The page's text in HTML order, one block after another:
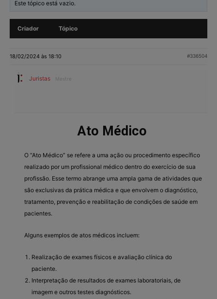
Este tópico está vazio.
Criador Tópico
18/02/2024 às 18:10 #336504
Juristas Mestre
Ato Médico
O “Ato Médico” se refere a uma ação ou procedimento específico
realizado por um profissional médico dentro do exercício de sua
profissão. Esse termo abrange uma ampla gama de atividades que
são exclusivas da prática médica e que envolvem o diagnóstico,
tratamento, prevenção e reabilitação de condições de saúde em
pacientes.
Alguns exemplos de atos médicos incluem:
Realização de exames físicos e avaliação clínica do
paciente.
Interpretação de resultados de exames laboratoriais, de
imagem e outros testes diagnósticos.